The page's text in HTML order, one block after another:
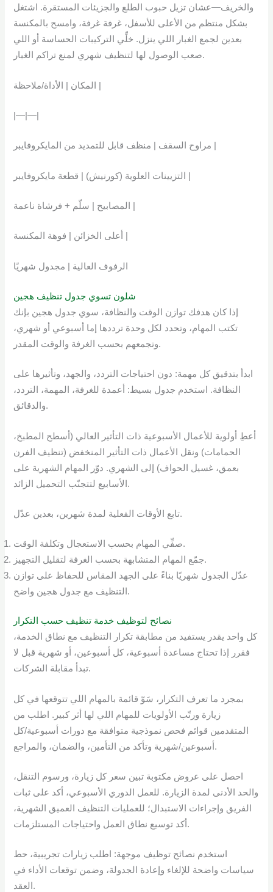
والخريف—عشان تزيل حبوب الطلع والجزيئات المستقرة. اشتغل
بشكل منتظم من الأعلى للأسفل، غرفة غرفة، وامسح بالمكنسة
بعدين لجمع الغبار اللي ينزل. خلِّي التركيبات الحساسة أو اللي
صعب الوصول لها لتنظيف شهري لمنع تراكم الغبار.
|—|—|
الرفوف العالية | مجدول شهريًا
شلون تسوي جدول تنظيف هجين
إذا كان هدفك توازن الوقت والنظافة، سوي جدول هجين بإنك
تكتب المهام، وتحدد لكل وحدة ترددها إما أسبوعي أو شهري،
وتجمعهم بحسب الغرفة والوقت المقدر.
ابدأ بتدقيق كل مهمة: دون احتياجات التردد، والجهد، وتأثيرها على
النظافة. استخدم جدول بسيط: أعمدة للغرفة، المهمة، التردد،
والدقائق.
أعطِ أولوية للأعمال الأسبوعية ذات التأثير العالي (أسطح المطبخ،
الحمامات) ونقل الأعمال ذات التأثير المنخفض (تنظيف الفرن
بعمق، غسيل الحواف) إلى الشهري. دوّر المهام الشهرية على
الأسابيع لتتجنّب التحميل الزائد.
تابع الأوقات الفعلية لمدة شهرين، بعدين عدّل.
صفِّي المهام بحسب الاستعجال وتكلفة الوقت.
جمّع المهام المتشابهة بحسب الغرفة لتقليل التجهيز.
عدّل الجدول شهريًا بناءً على الجهد المقاس للحفاظ على توازن
التنظيف مع جدول هجين واضح.
نصائح لتوظيف خدمة تنظيف حسب التكرار
كل واحد يقدر يستفيد من مطابقة تكرار التنظيف مع نطاق الخدمة،
فقرر إذا تحتاج مساعدة أسبوعية، كل أسبوعين، أو شهرية قبل لا
تبدأ مقابلة الشركات.
بمجرد ما تعرف التكرار، سَوّ قائمة بالمهام اللي تتوقعها في كل
زيارة ورتّب الأولويات للمهام اللي لها أثر كبير. اطلب من
المتقدمين قوائم فحص نموذجية متوافقة مع دورات أسبوعية/كل
أسبوعين/شهرية وتأكد من التأمين، والضمان، والمراجع.
احصل على عروض مكتوبة تبين سعر كل زيارة، ورسوم التنقل،
والحد الأدنى لمدة الزيارة. للعمل الدوري الأسبوعي، أكد على ثبات
الفريق وإجراءات الاستبدال؛ للعمليات التنظيف العميق الشهرية،
أكد توسيع نطاق العمل واحتياجات المستلزمات.
استخدم نصائح توظيف موجهة: اطلب زيارات تجريبية، حط
سياسات واضحة للإلغاء وإعادة الجدولة، وضمن توقعات الأداء في
العقد.